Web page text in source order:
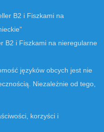
B2 i Fiszkami na nieregularne
języków obcych jest nie
Niezależnie od tego,